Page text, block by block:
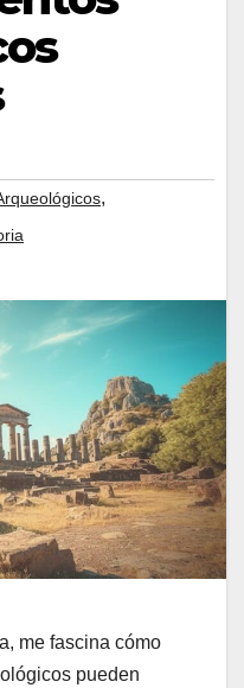
,
me fascina cómo
pueden